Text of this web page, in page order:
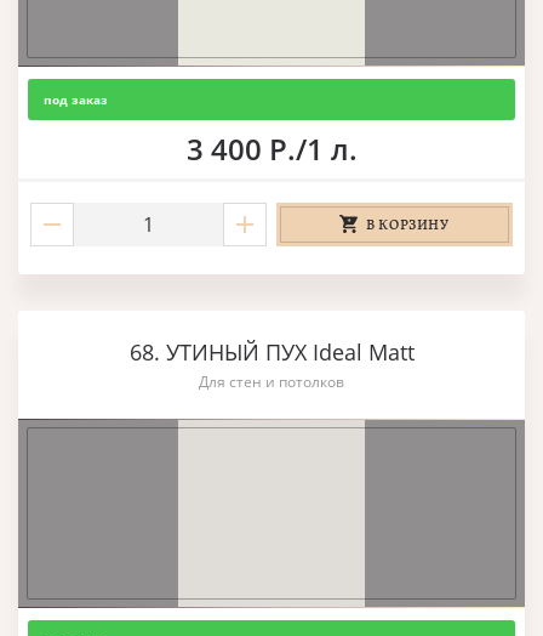
под заказ
3 400 Р./1 л.
В КОРЗИНУ
68. УТИНЫЙ ПУХ Ideal Matt
Для стен и потолков